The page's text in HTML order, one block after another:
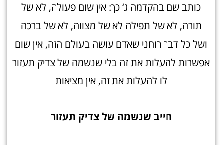
כותב שם בהקדמה ג‘ כך: אין שום פעולה, לא של
תורה, לא של תפילה לא של מצווה, לא של ברכה
ושל כל דבר רוחני שאדם עושה בעולם הזה, אין שום
אפשרות להעלות את זה בלי שנשמה של צדיק תעזור
לו להעלות את זה, אין מציאות
חייב שנשמה של צדיק תעזור